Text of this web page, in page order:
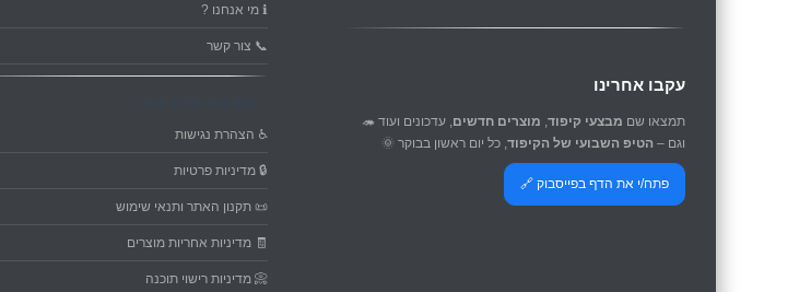
עקבו אחרינו
תמצאו שם מבצעי קיפוד מוצרים חדשים , עדכונים ועוד 🦔
וגם – הטיפ השבועי של הקיפוד , כל יום ראשון בבוקר 🌞
פתח/י את הדף בפייסבוק 🔗
ℹ️ מי אנחנו ?
📞 צור קשר
♿ הצהרת נגישות
🔒 מדיניות פרטיות
📜 תקנון האתר ותנאי שימוש
🧾 מדיניות אחריות מוצרים
📀 מדיניות רישוי תוכנה